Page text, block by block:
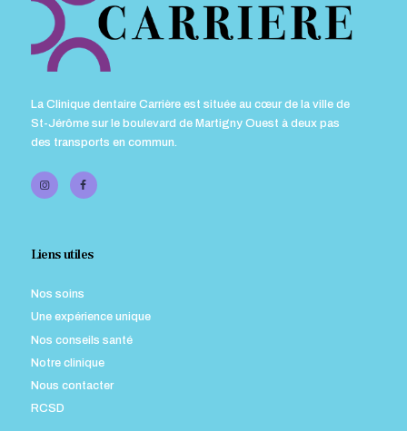
La Clinique dentaire Carrière est située au cœur de la ville de
St-Jérôme sur le boulevard de Martigny Ouest à deux pas
des transports en commun.
Liens utiles
Nos soins
Une expérience unique
Nos conseils santé
Notre clinique
Nous contacter
RCSD